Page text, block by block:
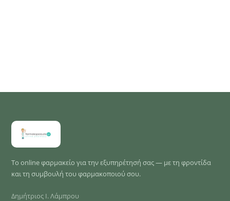
Το online φαρμακείο για την εξυπηρέτησή σας — με τη φροντίδα
και τη συμβουλή του φαρμακοποιού σου.
Δημήτριος Ι. Λάμπρου